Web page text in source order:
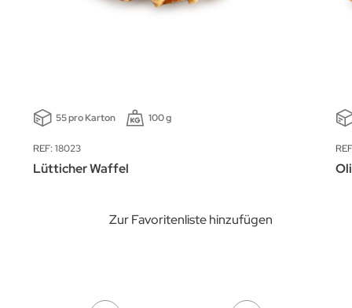
55 pro Karton 100 g
REF: 18023
Lütticher Waffel
Zur Favoritenliste hinzufügen